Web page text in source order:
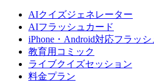
AIクイズジェネレーター
AIフラッシュカード
iPhone・Android対応フラッ
教育用コミック
ライブクイズセッション
料金プラン